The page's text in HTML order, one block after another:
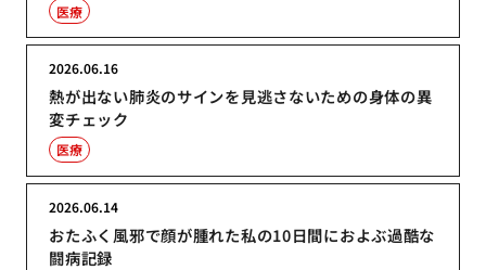
医療
熱が出ない肺炎のサインを見逃さないための身体の異
変チェック
2026.06.16
医療
おたふく風邪で顔が腫れた私の10日間におよぶ過酷な
闘病記録
2026.06.14